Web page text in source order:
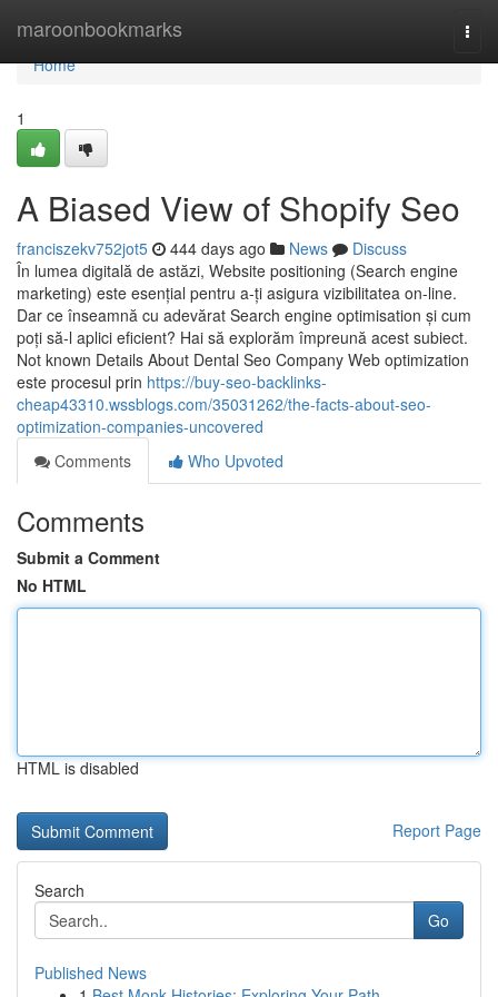
maroonbookmarks
Home
Home
1
A Biased View of Shopify Seo
franciszekv752jot5 444 days ago News
Discuss
În lumea digitală de astăzi, Website positioning (Search engine
marketing) este esențial pentru a-ți asigura vizibilitatea on-line.
Dar ce înseamnă cu adevărat Search engine optimisation și cum
poți să-l aplici eficient? Hai să explorăm împreună acest subiect.
Not known Details About Dental Seo Company Web optimization
este procesul prin https://buy-seo-backlinks-
cheap43310.wssblogs.com/35031262/the-facts-about-seo-
optimization-companies-uncovered
Comments
Who Upvoted
Comments
Submit a Comment
No HTML
HTML is disabled
Report Page
Search
Go
Published News